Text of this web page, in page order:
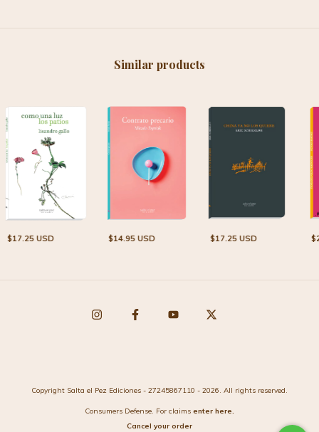
Similar products
$17.25 USD $14.95 USD $17.25 USD
Copyright Salta el Pez Ediciones - 27245867110 - 2026. All rights reserved.
Consumers Defense. For claims enter here.
Cancel your order